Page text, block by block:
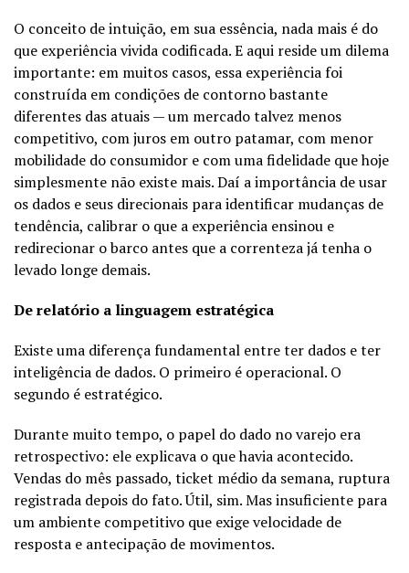
O conceito de intuição, em sua essência, nada mais é do
que experiência vivida codificada. E aqui reside um dilema
importante: em muitos casos, essa experiência foi
construída em condições de contorno bastante
diferentes das atuais — um mercado talvez menos
competitivo, com juros em outro patamar, com menor
mobilidade do consumidor e com uma fidelidade que hoje
simplesmente não existe mais. Daí a importância de usar
os dados e seus direcionais para identificar mudanças de
tendência, calibrar o que a experiência ensinou e
redirecionar o barco antes que a correnteza já tenha o
levado longe demais.
De relatório a linguagem estratégica
Existe uma diferença fundamental entre ter dados e ter
inteligência de dados. O primeiro é operacional. O
segundo é estratégico.
Durante muito tempo, o papel do dado no varejo era
retrospectivo: ele explicava o que havia acontecido.
Vendas do mês passado, ticket médio da semana, ruptura
registrada depois do fato. Útil, sim. Mas insuficiente para
um ambiente competitivo que exige velocidade de
resposta e antecipação de movimentos.